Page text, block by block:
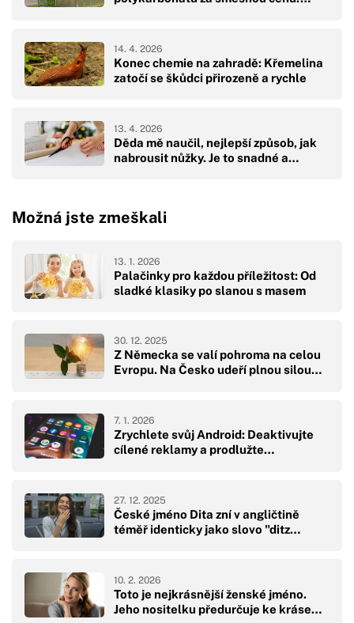
Konec chemie na zahradě: Křemelina
zatočí se škůdci přirozeně a rychle
14. 4. 2026
Děda mě naučil, nejlepší způsob, jak
nabrousit nůžky. Je to snadné a…
13. 4. 2026
Možná jste zmeškali
Palačinky pro každou příležitost: Od
sladké klasiky po slanou s masem
13. 1. 2026
Z Německa se valí pohroma na celou
Evropu. Na Česko udeří plnou silou…
30. 12. 2025
Zrychlete svůj Android: Deaktivujte
cílené reklamy a prodlužte…
7. 1. 2026
České jméno Dita zní v angličtině
téměř identicky jako slovo "ditz…
27. 12. 2025
Toto je nejkrásnější ženské jméno.
Jeho nositelku předurčuje ke kráse…
10. 2. 2026